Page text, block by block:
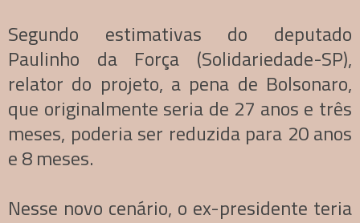
Segundo estimativas do deputado
Paulinho da Força (Solidariedade-SP),
relator do projeto, a pena de Bolsonaro,
que originalmente seria de 27 anos e três
meses, poderia ser reduzida para 20 anos
e 8 meses.
Nesse novo cenário, o ex-presidente teria